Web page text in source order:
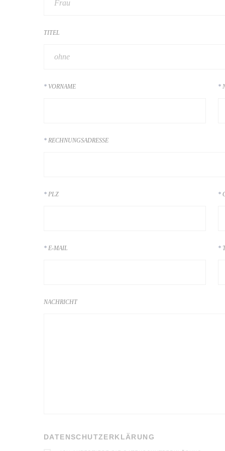
Frau
TITEL
ohne
VORNAME
RECHNUNGSADRESSE
PLZ
E-MAIL
NACHRICHT
DATENSCHUTZERKLÄRUNG